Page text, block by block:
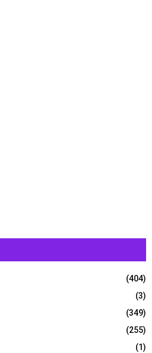
(404)
(3)
(349)
(255)
(1)